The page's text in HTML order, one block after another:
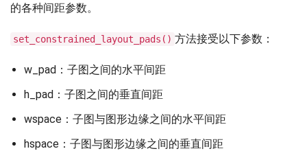
的各种间距参数。
set_constrained_layout_pads() 方法接受以下参数：
w_pad：子图之间的水平间距
h_pad：子图之间的垂直间距
wspace：子图与图形边缘之间的水平间距
hspace：子图与图形边缘之间的垂直间距